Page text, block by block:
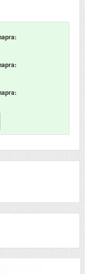
1
WIA, ISIS,